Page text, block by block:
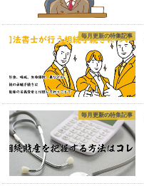
毎月更新の特集記事
毎月更新の特集記事